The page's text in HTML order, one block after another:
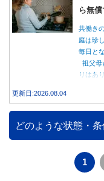
ら無
共働き
庭は珍
毎日と
祖父母
りはあ
更新日:2026.08.04
どのような状態・
1